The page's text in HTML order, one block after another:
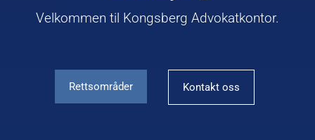
Velkommen til Kongsberg Advokatkontor.
Rettsområder Kontakt oss